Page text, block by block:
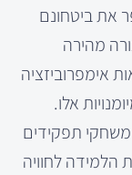
את ביטחונם
מהירה
אימפרוביזציה
אלו.
משחקי תפקידים
הלמידה לחוויה